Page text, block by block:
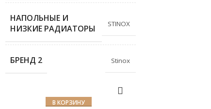
НАПОЛЬНЫЕ И
НИЗКИЕ РАДИАТОРЫ
STINOX
БРЕНД 2 Stinox
В КОРЗИНУ